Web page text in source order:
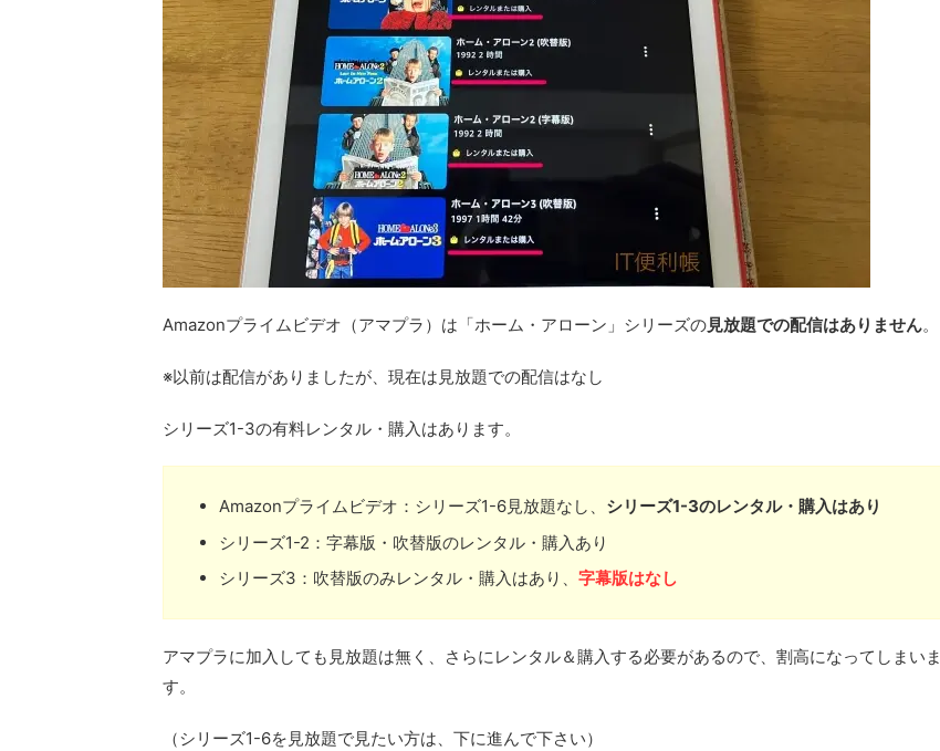
Amazonプライムビデオ（アマプラ）は「ホーム・アローン」シリーズの見放題での配信はありません。
※以前は配信がありましたが、現在は見放題での配信はなし
シリーズ1-3の有料レンタル・購入はあります。
Amazonプライムビデオ：シリーズ1-6見放題なし、 シリーズ1-3のレンタル・購入はあり
シリーズ1-2：字幕版・吹替版のレンタル・購入あり
シリーズ3：吹替版のみレンタル・購入はあり、 字幕版はなし
アマプラに加入しても見放題は無く、さらにレンタル＆購入する必要があるので、割高になってしまいま
す。
（シリーズ1-6を見放題で見たい方は、下に進んで下さい）